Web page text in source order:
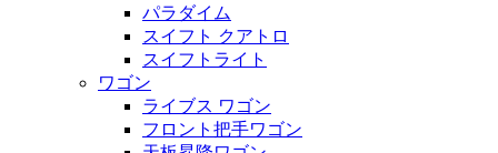
パラダイム
スイフト クアトロ
スイフトライト
ワゴン
ライブス ワゴン
フロント把手ワゴン